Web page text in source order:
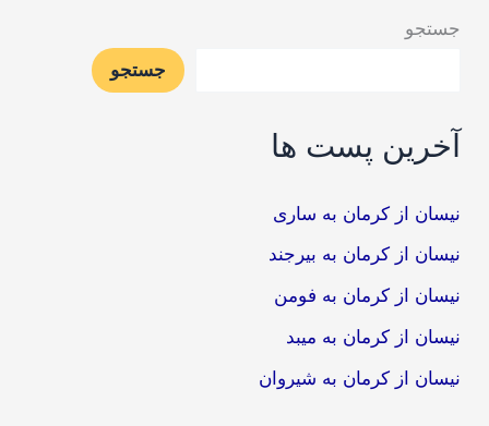
جستجو
جستجو
آخرین پست ها
نیسان از کرمان به ساری
نیسان از کرمان به بیرجند
نیسان از کرمان به فومن
نیسان از کرمان به میبد
نیسان از کرمان به شیروان